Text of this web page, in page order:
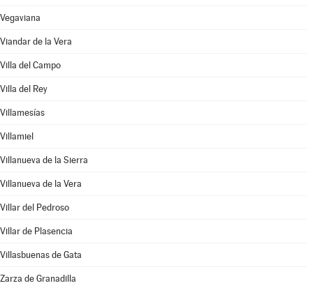
Vegaviana
Viandar de la Vera
Villa del Campo
Villa del Rey
Villamesías
Villamiel
Villanueva de la Sierra
Villanueva de la Vera
Villar del Pedroso
Villar de Plasencia
Villasbuenas de Gata
Zarza de Granadilla